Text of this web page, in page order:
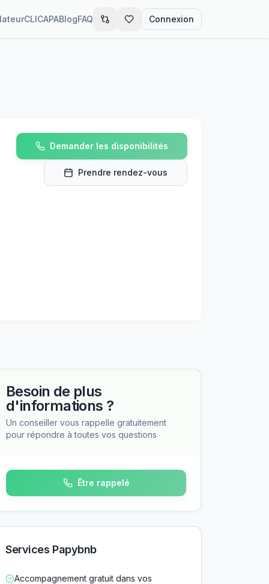
CLICAPABlogFAQ Connexion
Demander les disponibilités
Prendre rendez-vous
Besoin de plus
d'informations ?
Un conseiller vous rappelle gratuitement
pour répondre à toutes vos questions
Être rappelé
Services Papybnb
Accompagnement gratuit dans vos